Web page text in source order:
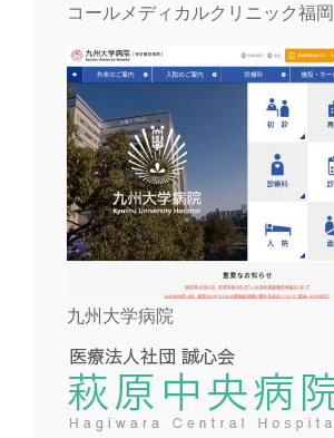
コールメディカルクリニック福岡
九州大学病院